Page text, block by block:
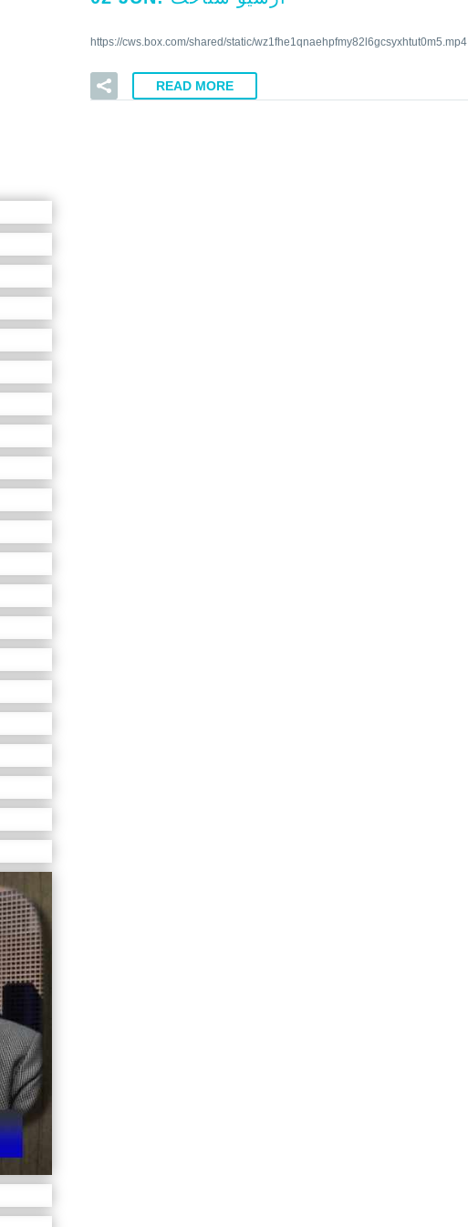
https://cws.box.com/shared/static/wz1fhe1qnaehpfmy82l6gcsyxhtut0m5.mp4
READ MORE